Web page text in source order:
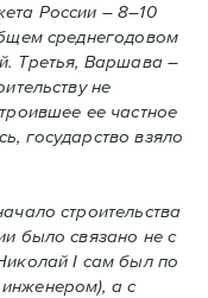
России – 8–10
среднегодовом
Третья, Варшава –
не
ее частное
государство взяло
строительства
было связано не с
I сам был по
а с